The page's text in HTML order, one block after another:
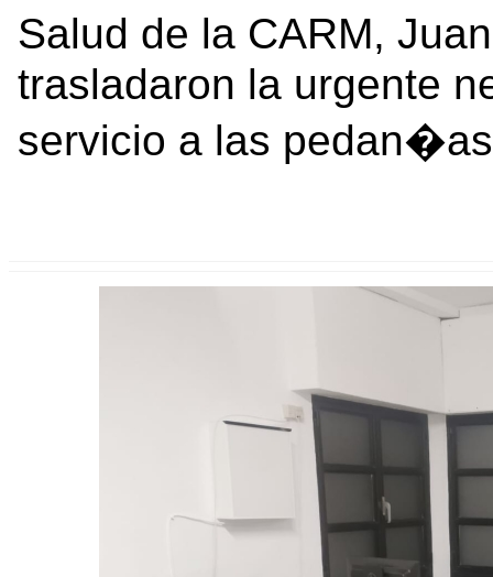
Salud de la CARM,
trasladaron la urgente
servicio a las